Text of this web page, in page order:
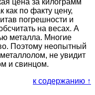
цена за килограмм
как по факту цену,
погрешности и
на весах. А
металла. Многие
Поэтому неопытный
не увидит
и свинцом.
к содержанию ↑